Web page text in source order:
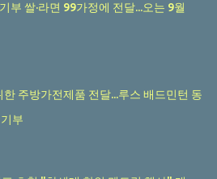
부 쌀·라면 99가정에 전달...오는 9월
주방가전제품 전달...루스 배드민턴 동
부